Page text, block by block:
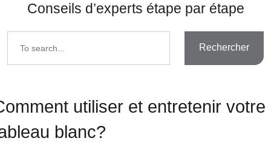
Conseils d’experts étape par étape
Rechercher
utiliser et entretenir votre
blanc?